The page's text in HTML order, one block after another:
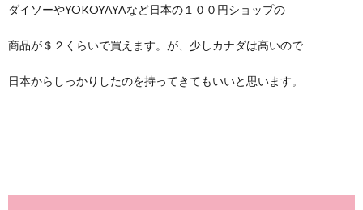
ダイソーやYOKOYAYAなど日本の１００円ショップの
商品が＄２くらいで買えます。が、少しカナダは高いので
日本からしっかりしたのを持ってきてもいいと思います。